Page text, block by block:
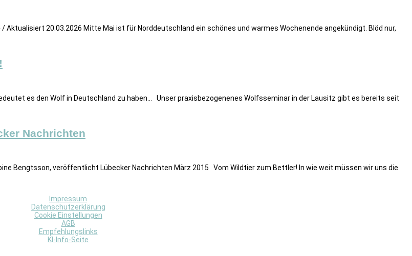
Aktualisiert 20.03.2026 Mitte Mai ist für Norddeutschland ein schönes und warmes Wochenende angekündigt. Blöd nur,
es den Wolf in Deutschland zu haben… Unser praxisbezogenenes Wolfsseminar in der Lausitz gibt es bereits seit
Nachrichten
Bengtsson, veröffentlicht Lübecker Nachrichten März 2015 Vom Wildtier zum Bettler! In wie weit müssen wir uns die
Impressum
Datenschutzerklärung
Cookie Einstellungen
AGB
Empfehlungslinks
KI-Info-Seite